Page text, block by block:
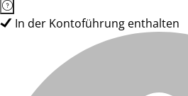
In der Kontoführung enthalten